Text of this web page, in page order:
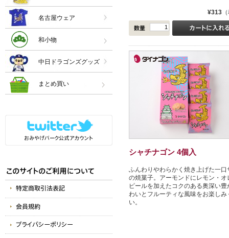
¥313
シャチナゴン 4個入
ふんわりやわらかく焼き上げた一口
の焼菓子。アーモンドにレモン・オ
ピールを加えたコクのある奥深い豊
わいとフルーティな風味をお楽しみ
い。
名古屋ウェア
和小物
中日ドラゴンズグッズ
まとめ買い